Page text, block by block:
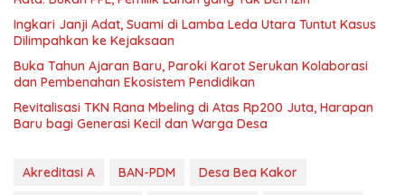
Ingkari Janji Adat, Suami di Lamba Leda Utara Tuntut Kasus
Dilimpahkan ke Kejaksaan
Buka Tahun Ajaran Baru, Paroki Karot Serukan Kolaborasi
dan Pembenahan Ekosistem Pendidikan
Revitalisasi TKN Rana Mbeling di Atas Rp200 Juta, Harapan
Baru bagi Generasi Kecil dan Warga Desa
Akreditasi A BAN-PDM
Desa Bea Kakor